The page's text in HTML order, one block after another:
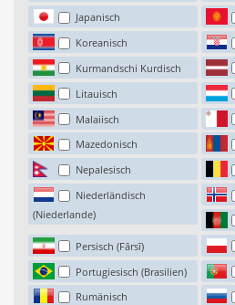
Japanisch
Koreanisch
Kurmandschi Kurdisch
Litauisch
Malaiisch
Mazedonisch
Nepalesisch
Niederländisch
(Niederlande)
Persisch (Fārsī)
Portugiesisch (Brasilien)
Rumänisch